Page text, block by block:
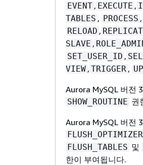
EVENT , EXECUTE ,
TABLES , PROCESS ,
RELOAD ,
SLAVE ,
SET_USER_ID ,
VIEW , TRIGGER ,
Aurora MySQL 버전
SHOW_ROUTINE 권
Aurora MySQL 버전
FLUSH_TABLES 및
한이 부여됩니다.